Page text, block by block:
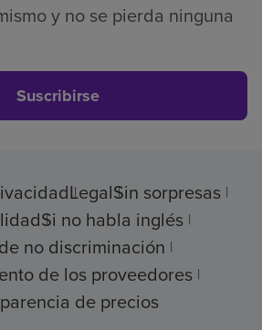
y no se pierda ninguna
Suscribirse
LegalSin sorpresas
Si no habla inglés
no discriminación
de los proveedores
de precios